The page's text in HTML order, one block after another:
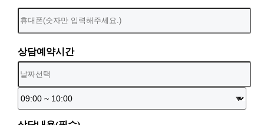
상담예약시간